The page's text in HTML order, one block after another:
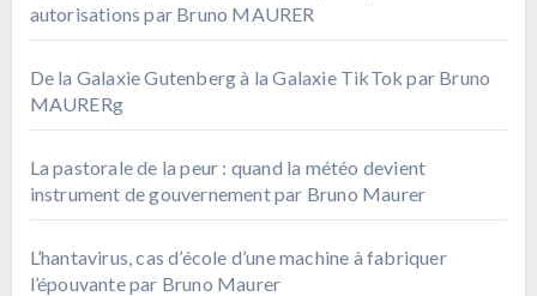
autorisations par Bruno MAURER
De la Galaxie Gutenberg à la Galaxie TikTok par Bruno
MAURERg
La pastorale de la peur : quand la météo devient
instrument de gouvernement par Bruno Maurer
L’hantavirus, cas d’école d’une machine à fabriquer
l’épouvante par Bruno Maurer